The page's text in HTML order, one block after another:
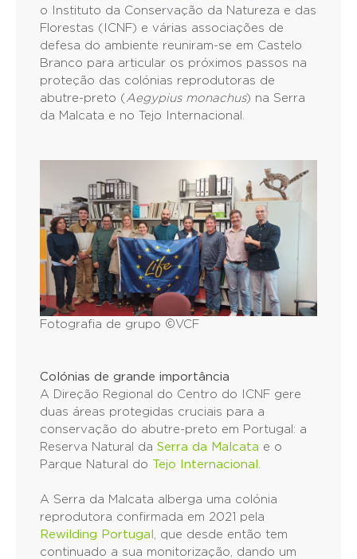
o Instituto da Conservação da Natureza e das
Florestas (ICNF) e várias associações de
defesa do ambiente reuniram-se em Castelo
Branco para articular os próximos passos na
proteção das colónias reprodutoras de
abutre-preto ( Aegypius monachus) na Serra
da Malcata e no Tejo Internacional.
Fotografia de grupo ©VCF
Colónias de grande importância
A Direção Regional do Centro do ICNF gere
duas áreas protegidas cruciais para a
conservação do abutre-preto em Portugal: a
Reserva Natural da Serra da Malcata e o
Parque Natural do
Tejo Internacional
A Serra da Malcata alberga uma colónia
reprodutora confirmada em 2021 pela
Rewilding Portugal
, que desde então tem
continuado a sua monitorização, dando um